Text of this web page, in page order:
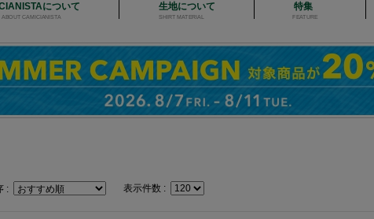
について
ABOUT CAMICIANISTA
生地について
SHIRT MATERIAL
特集
FEATURE
: 表示件数 :